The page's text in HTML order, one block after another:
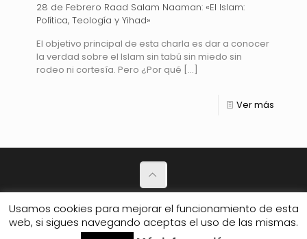
28 de Febrero Raad Salam Naaman: «El Islam:
Política, Teología y Yihad»
El objetivo principal de esta charla es dar a conocer
la verdad sobre el Islam sin tabú sin miedo sin
rodeo ni cortesía. Pero ¿Por qué […]
Ver más
Política de Privacidad
© 2026 Club de amigos.
Usamos cookies para mejorar el funcionamiento de esta
web, si sigues navegando aceptas el uso de las mismas.